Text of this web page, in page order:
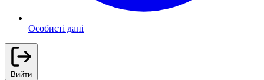
Особисті дані
Вийти